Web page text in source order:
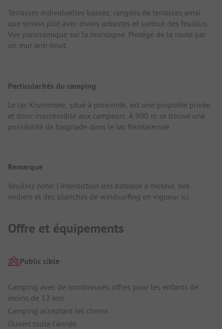
Terrasses individuelles basses, rangées de terrasses ainsi
que terrain plat avec divers arbustes et surtout des feuillus.
Vue panoramique sur la montagne. Protégé de la route par
un mur anti-bruit.
Particularités du camping
Le lac Krummsee, situé à proximité, est une propriété privée
et donc inaccessible aux campeurs. À 900 m se trouve une
possibilité de baignade dans le lac Reintalersee.
Remarque
Veuillez noter l'interdiction des bateaux à moteur, des
voiliers et des planches de windsurfing en vigueur ici.
Offre et équipements
Public cible
Camping avec de nombreuses offres pour les enfants de
moins de 12 ans
Camping acceptant les chiens
Ouvert toute l'année